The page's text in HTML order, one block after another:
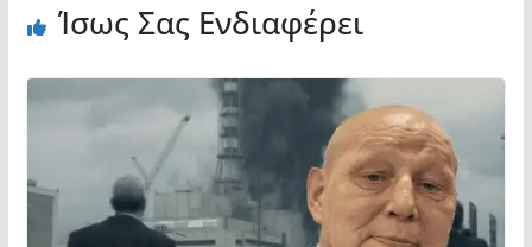
Ίσως Σας Ενδιαφέρει